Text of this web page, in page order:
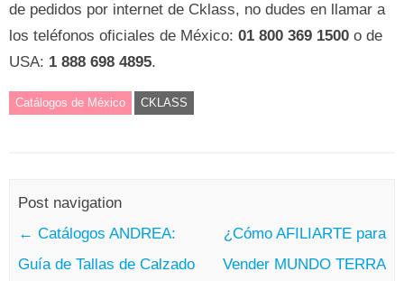
de pedidos por internet de Cklass, no dudes en llamar a
los teléfonos oficiales de México: 01 800 369 1500 o de
USA: 1 888 698 4895.
Catálogos de México CKLASS
Post navigation
← Catálogos ANDREA:
Guía de Tallas de Calzado
¿Cómo AFILIARTE para
Vender MUNDO TERRA